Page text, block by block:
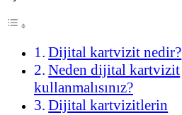
Dijital kartvizit nedir?
Neden dijital kartvizit
kullanmalısınız?
Dijital kartvizitlerin